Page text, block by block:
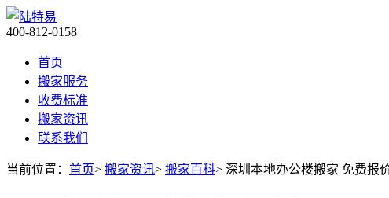
400-812-0158
首页
搬家服务
收费标准
搬家资讯
联系我们
当前位置： 首页> 搬家资讯> 搬家百科> 深圳本地办公楼搬家 免费报